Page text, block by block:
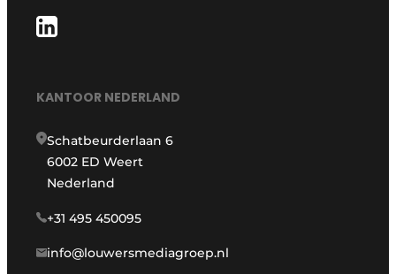
KANTOOR NEDERLAND
Schatbeurderlaan 6
6002 ED Weert
Nederland
+31 495 450095
info@louwersmediagroep.nl